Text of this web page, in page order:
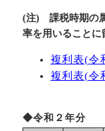
(注) 課税時期の
率を用いることに
複利表(令
複利表(令
◆令和２年分